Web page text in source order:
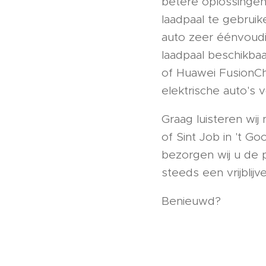
laadpaal te
auto zeer
laadpaal
of Huawei
elektrische auto's
Graag luisteren wij
of Sint Job in 't
bezorgen wij u de
steeds een
Benieuwd?